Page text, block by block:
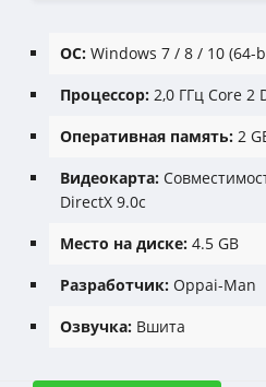
ОС: Windows 7 / 8 / 10 (64-
Процессор: 2,0 ГГц Core 2
Оперативная память: 2
Видеокарта:
DirectX 9.0c
Место на диске: 4.5 GB
Разработчик: Oppai-Man
Озвучка: Вшита